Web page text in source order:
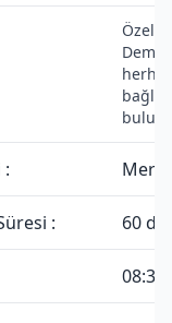
Özel
: 60
08:30